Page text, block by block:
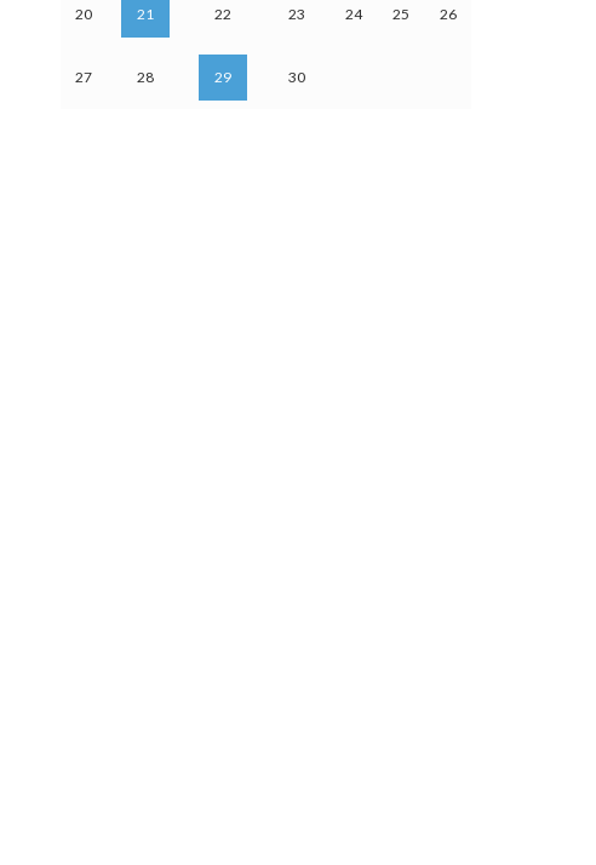
20 21 22 23 24 25 26
27 28 29 30